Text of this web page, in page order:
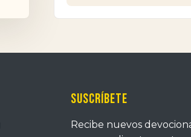
Suscríbete
Recibe nuevos